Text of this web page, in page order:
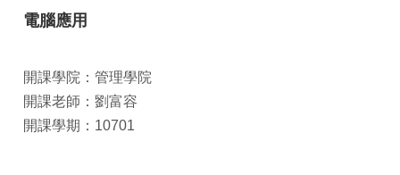
電腦應用
開課學院：管理學院
開課老師：劉富容
開課學期：10701